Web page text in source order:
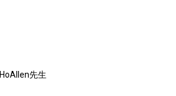
HoAllen先生